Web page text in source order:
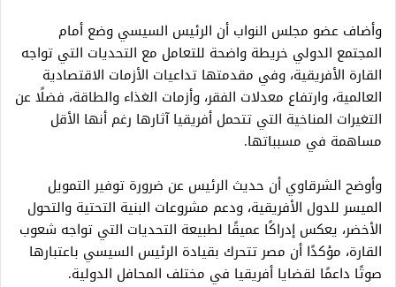
وأضاف عضو مجلس النواب أن الرئيس السيسي وضع أمام
المجتمع الدولي خريطة واضحة للتعامل مع التحديات التي تواجه
القارة الأفريقية، وفي مقدمتها تداعيات الأزمات الاقتصادية
العالمية، وارتفاع معدلات الفقر، وأزمات الغذاء والطاقة، فضلًا عن
التغيرات المناخية التي تتحمل أفريقيا آثارها رغم أنها الأقل
مساهمة في مسبباتها.
وأوضح الشرقاوي أن حديث الرئيس عن ضرورة توفير التمويل
الميسر للدول الأفريقية، ودعم مشروعات البنية التحتية والتحول
الأخضر، يعكس إدراكًا عميقًا لطبيعة التحديات التي تواجه شعوب
القارة، مؤكدًا أن مصر تتحرك بقيادة الرئيس السيسي باعتبارها
صوتًا داعمًا لقضايا أفريقيا في مختلف المحافل الدولية.